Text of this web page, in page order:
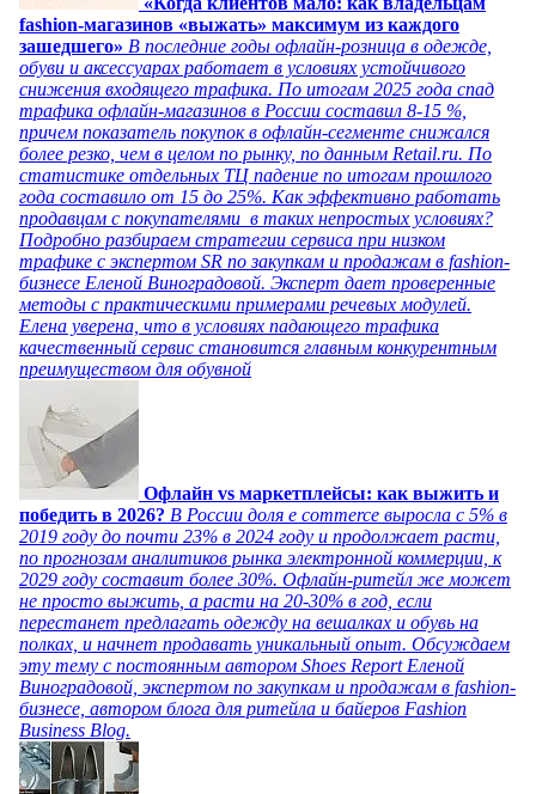
fashion-магазинов «выжать» максимум из каждого
зашедшего» В последние годы офлайн-розница в одежде,
обуви и аксессуарах работает в условиях устойчивого
снижения входящего трафика. По итогам 2025 года спад
трафика офлайн-магазинов в России составил 8-15 %,
причем показатель покупок в офлайн-сегменте снижался
более резко, чем в целом по рынку, по данным Retail.ru. По
статистике отдельных ТЦ падение по итогам прошлого
года составило от 15 до 25%. Как эффективно работать
продавцам с покупателями в таких непростых условиях?
Подробно разбираем стратегии сервиса при низком
трафике с экспертом SR по закупкам и продажам в fashion-
бизнесе Еленой Виноградовой. Эксперт дает проверенные
методы с практическими примерами речевых модулей.
Елена уверена, что в условиях падающего трафика
качественный сервис становится главным конкурентным
преимуществом для обувной
Офлайн vs маркетплейсы: как выжить и
победить в 2026? В России доля e commerce выросла с 5% в
2019 году до почти 23% в 2024 году и продолжает расти,
по прогнозам аналитиков рынка электронной коммерции, к
2029 году составит более 30%. Офлайн-ритейл же может
не просто выжить, а расти на 20-30% в год, если
перестанет предлагать одежду на вешалках и обувь на
полках, и начнет продавать уникальный опыт. Обсуждаем
эту тему с постоянным автором Shoes Report Еленой
Виноградовой, экспертом по закупкам и продажам в fashion-
бизнесе, автором блога для ритейла и байеров Fashion
Business Blog.